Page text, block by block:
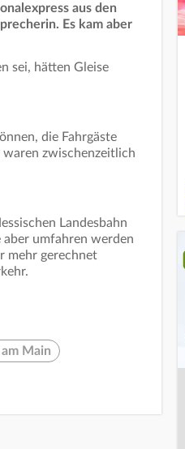
aus den
Es kam aber
sei, hätten Gleise
die Fahrgäste
waren zwischenzeitlich
Landesbahn
aber umfahren werden
mehr gerechnet
Main